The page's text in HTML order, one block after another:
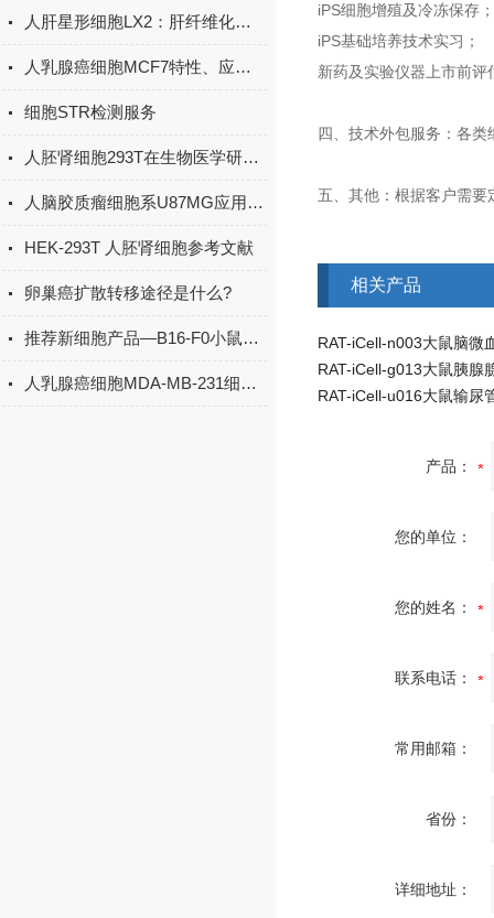
人肝星形细胞LX2：肝纤维化与药物肝毒性的“星状细胞标尺”
人乳腺癌细胞MCF7特性、应用与研究价值
细胞STR检测服务
人胚肾细胞293T在生物医学研究中的应用与前景
人脑胶质瘤细胞系U87MG应用和研究进展
HEK-293T 人胚肾细胞参考文献
卵巢癌扩散转移途径是什么?
推荐新细胞产品—B16-F0小鼠黑色素瘤细胞
人乳腺癌细胞MDA-MB-231细胞系的深度探索
iPS细胞增殖及冷冻保存；
iPS基础培养技术实习；
新药及实验仪器上市前评
四、技术外包服务：各
五、其他：根据客户需要
相关产品
产品：
您的单位：
您的姓名：
联系电话：
常用邮箱：
省份：
详细地址：